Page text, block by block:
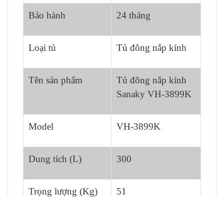
Bảo hành 24 tháng
Loại tủ Tủ đông nắp kính
Tên sản phẩm
Tủ đông nắp kính
Sanaky VH-3899K
Model VH-3899K
Dung tích (L) 300
Trọng lượng (Kg) 51